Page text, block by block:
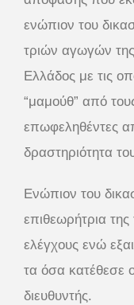
ενώπιον του
τριών αγωγών
Ελλάδος με τις
“μαμούθ” από
επωφεληθέντες
δραστηριότητα
Ενώπιον του
επιθεωρήτρια
ελέγχους ενώ
τα όσα κατέθεσε
διευθυντής.